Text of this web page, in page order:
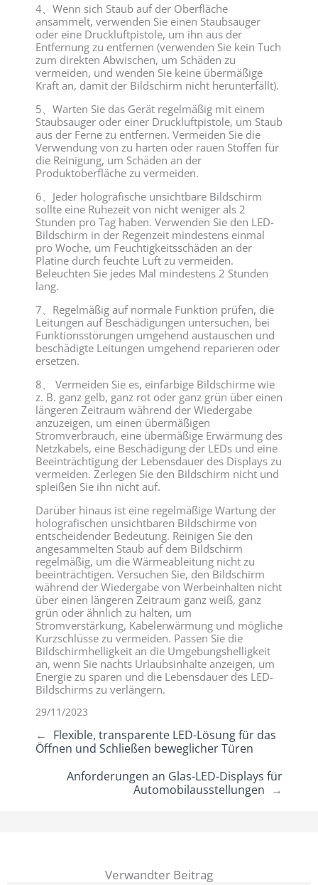
4、Wenn sich Staub auf der Oberfläche
ansammelt, verwenden Sie einen Staubsauger
oder eine Druckluftpistole, um ihn aus der
Entfernung zu entfernen (verwenden Sie kein Tuch
zum direkten Abwischen, um Schäden zu
vermeiden, und wenden Sie keine übermäßige
Kraft an, damit der Bildschirm nicht herunterfällt).
5、Warten Sie das Gerät regelmäßig mit einem
Staubsauger oder einer Druckluftpistole, um Staub
aus der Ferne zu entfernen. Vermeiden Sie die
Verwendung von zu harten oder rauen Stoffen für
die Reinigung, um Schäden an der
Produktoberfläche zu vermeiden.
6、Jeder holografische unsichtbare Bildschirm
sollte eine Ruhezeit von nicht weniger als 2
Stunden pro Tag haben. Verwenden Sie den LED-
Bildschirm in der Regenzeit mindestens einmal
pro Woche, um Feuchtigkeitsschäden an der
Platine durch feuchte Luft zu vermeiden.
Beleuchten Sie jedes Mal mindestens 2 Stunden
lang.
7、Regelmäßig auf normale Funktion prüfen, die
Leitungen auf Beschädigungen untersuchen, bei
Funktionsstörungen umgehend austauschen und
beschädigte Leitungen umgehend reparieren oder
ersetzen.
8、 Vermeiden Sie es, einfarbige Bildschirme wie
z. B. ganz gelb, ganz rot oder ganz grün über einen
längeren Zeitraum während der Wiedergabe
anzuzeigen, um einen übermäßigen
Stromverbrauch, eine übermäßige Erwärmung des
Netzkabels, eine Beschädigung der LEDs und eine
Beeinträchtigung der Lebensdauer des Displays zu
vermeiden. Zerlegen Sie den Bildschirm nicht und
spleißen Sie ihn nicht auf.
Darüber hinaus ist eine regelmäßige Wartung der
holografischen unsichtbaren Bildschirme von
entscheidender Bedeutung. Reinigen Sie den
angesammelten Staub auf dem Bildschirm
regelmäßig, um die Wärmeableitung nicht zu
beeinträchtigen. Versuchen Sie, den Bildschirm
während der Wiedergabe von Werbeinhalten nicht
über einen längeren Zeitraum ganz weiß, ganz
grün oder ähnlich zu halten, um
Stromverstärkung, Kabelerwärmung und mögliche
Kurzschlüsse zu vermeiden. Passen Sie die
Bildschirmhelligkeit an die Umgebungshelligkeit
an, wenn Sie nachts Urlaubsinhalte anzeigen, um
Energie zu sparen und die Lebensdauer des LED-
Bildschirms zu verlängern.
29/11/2023
← Flexible, transparente LED-Lösung für das
Öffnen und Schließen beweglicher Türen
Anforderungen an Glas-LED-Displays für
Automobilausstellungen →
Verwandter Beitrag